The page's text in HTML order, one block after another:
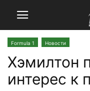
Formula 1 Новости
Хэмилтон
интерес к